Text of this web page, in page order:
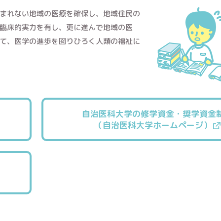
れない地域の医療を確保し、地域住民の
床的実力を有し、更に進んで地域の医
、医学の進歩を図りひろく人類の福祉に
自治医科大学の修学資金・奨学資金
（自治医科大学ホームページ）